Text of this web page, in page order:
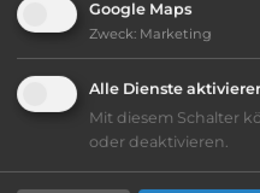
Grasgelände, Wiese
Stromanschluss
Google Maps
Zweck: Marketing
Alle Dienste
Mit diesem Schalter
oder deaktivieren.